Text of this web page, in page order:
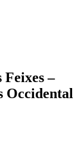
–
Occidental